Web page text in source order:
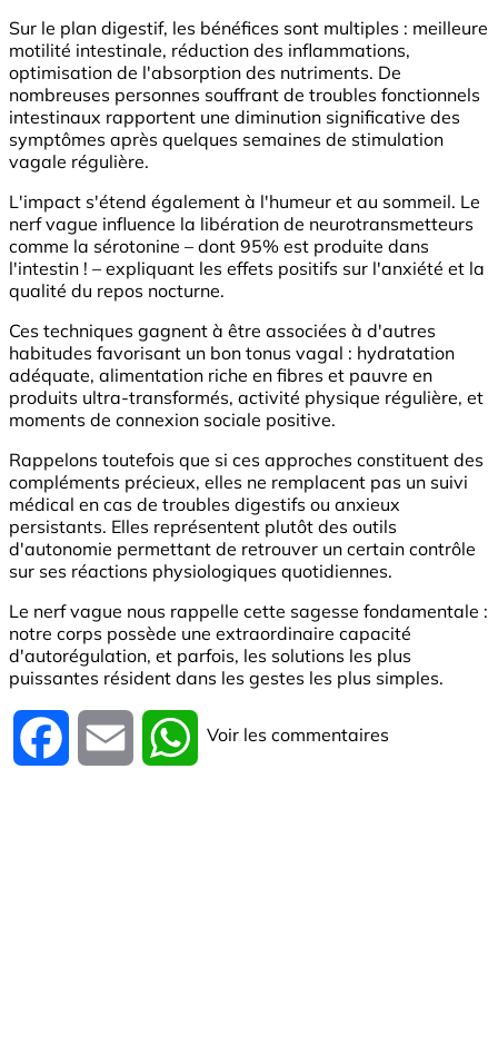
Sur le plan digestif, les bénéfices sont multiples : meilleure
motilité intestinale, réduction des inflammations,
optimisation de l'absorption des nutriments. De
nombreuses personnes souffrant de troubles fonctionnels
intestinaux rapportent une diminution significative des
symptômes après quelques semaines de stimulation
vagale régulière.
L'impact s'étend également à l'humeur et au sommeil. Le
nerf vague influence la libération de neurotransmetteurs
comme la sérotonine – dont 95% est produite dans
l'intestin ! – expliquant les effets positifs sur l'anxiété et la
qualité du repos nocturne.
Ces techniques gagnent à être associées à d'autres
habitudes favorisant un bon tonus vagal : hydratation
adéquate, alimentation riche en fibres et pauvre en
produits ultra-transformés, activité physique régulière, et
moments de connexion sociale positive.
Rappelons toutefois que si ces approches constituent des
compléments précieux, elles ne remplacent pas un suivi
médical en cas de troubles digestifs ou anxieux
persistants. Elles représentent plutôt des outils
d'autonomie permettant de retrouver un certain contrôle
sur ses réactions physiologiques quotidiennes.
Le nerf vague nous rappelle cette sagesse fondamentale :
notre corps possède une extraordinaire capacité
d'autorégulation, et parfois, les solutions les plus
puissantes résident dans les gestes les plus simples.
Facebook Email WhatsApp
Voir les commentaires